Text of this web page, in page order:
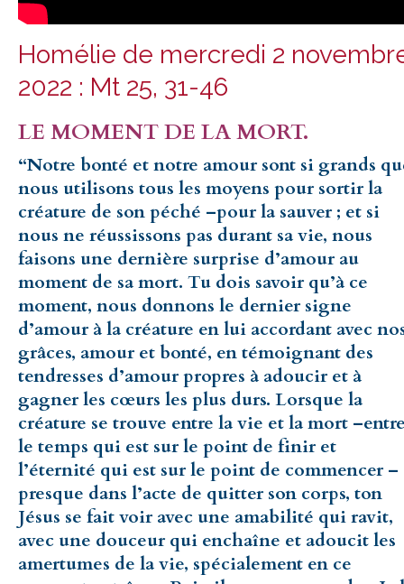
Homélie de mercredi 2
2022 : Mt 25, 31-46
LE MOMENT DE LA MORT.
“Notre bonté et notre amour sont si grands
nous utilisons tous les moyens pour sortir la
créature de son péché –pour la sauver ; et si
nous ne réussissons pas durant sa vie, nous
faisons une dernière surprise d’amour au
moment de sa mort. Tu dois savoir qu’à ce
moment, nous donnons le dernier signe
d’amour à la créature en lui accordant avec
grâces, amour et bonté, en témoignant des
tendresses d’amour propres à adoucir et à
gagner les cœurs les plus durs. Lorsque la
créature se trouve entre la vie et la mort
le temps qui est sur le point de finir et
l’éternité qui est sur le point de commencer –
presque dans l’acte de quitter son corps, ton
Jésus se fait voir avec une amabilité qui ravit,
avec une douceur qui enchaîne et adoucit les
amertumes de la vie, spécialement en ce